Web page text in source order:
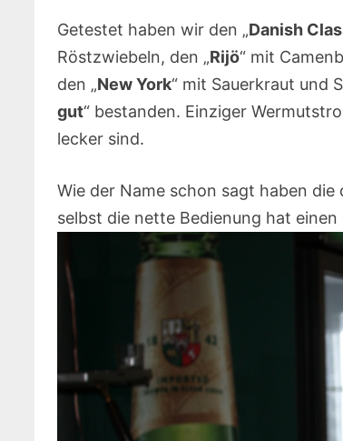
Getestet haben wir den „Danish
Röstzwiebeln, den „Rijö“ mit
den „New York“ mit Sauerkraut und
gut“ bestanden. Einziger
lecker sind.
Wie der Name schon sagt haben
selbst die nette Bedienung hat einen